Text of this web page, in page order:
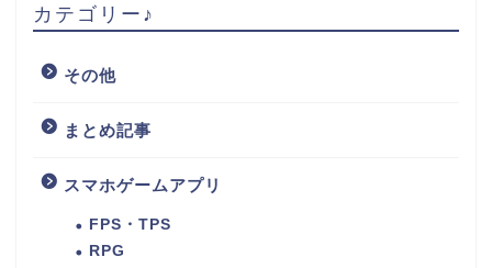
カテゴリー♪
その他
まとめ記事
スマホゲームアプリ
FPS・TPS
RPG